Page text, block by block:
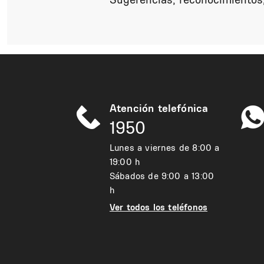
Atención telefónica
1950
Lunes a viernes de 8:00 a
19:00 h
Sábados de 9:00 a 13:00
h
Ver todos los teléfonos